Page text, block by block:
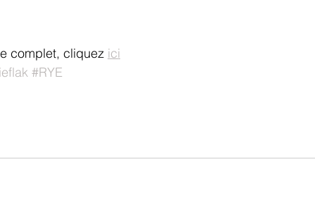
complet, cliquez ici
#RYE